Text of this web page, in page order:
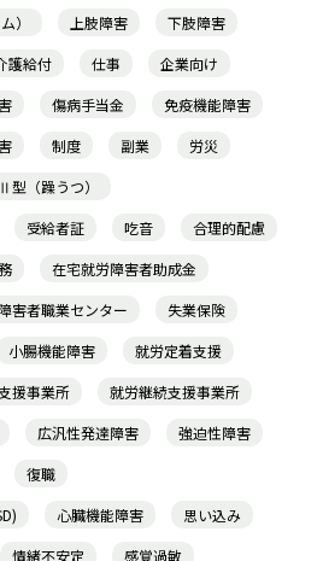
）
上肢障害
下肢障害
護給付 仕事
企業向け
傷病手当金
免疫機能障害
制度 副業
労災
（躁うつ）
受給者証 吃音
合理的配慮
在宅就労障害者助成金
害者職業センター
失業保険
小腸機能障害
就労定着支援
援事業所
就労継続支援事業所
広汎性発達障害
強迫性障害
復職
心臓機能障害
思い込み
情緒不安定
感覚過敏